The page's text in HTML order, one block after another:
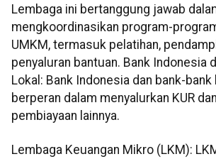
Lembaga ini bertanggung jawab
mengkoordinasikan program-
UMKM, termasuk pelatihan,
penyaluran bantuan. Bank Indonesia
Lokal: Bank Indonesia dan bank-
berperan dalam menyalurkan KUR
pembiayaan lainnya.
Lembaga Keuangan Mikro (LKM):